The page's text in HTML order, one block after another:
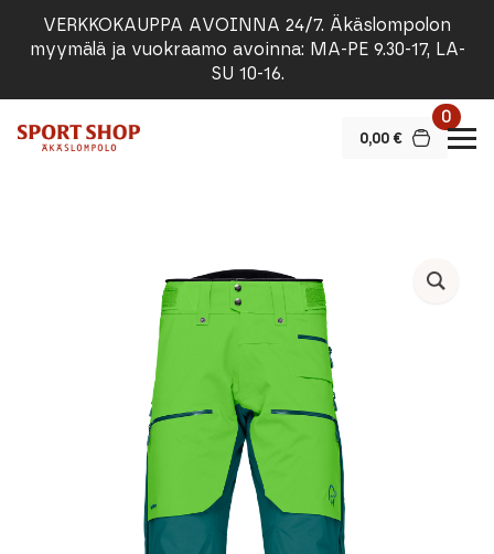
VERKKOKAUPPA AVOINNA 24/7. Äkäslompolon
myymälä ja vuokraamo avoinna: MA-PE 9.30-17, LA-
SU 10-16.
0,00 €
0